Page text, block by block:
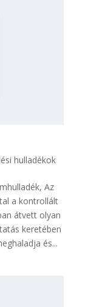
hulladékok
Az
a kontrollált
átvett olyan
keretében
és...